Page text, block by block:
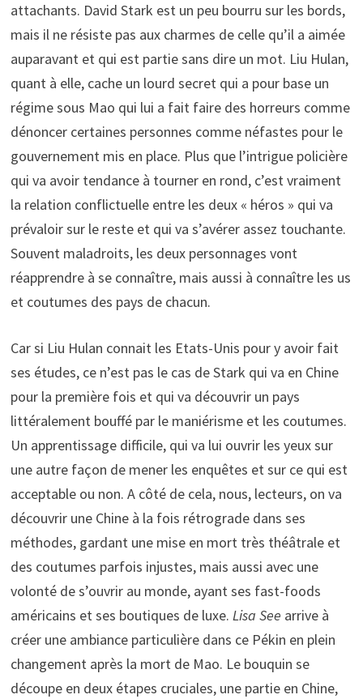
attachants. David Stark est un peu bourru sur les bords,
mais il ne résiste pas aux charmes de celle qu’il a aimée
auparavant et qui est partie sans dire un mot. Liu Hulan,
quant à elle, cache un lourd secret qui a pour base un
régime sous Mao qui lui a fait faire des horreurs comme
dénoncer certaines personnes comme néfastes pour le
gouvernement mis en place. Plus que l’intrigue policière
qui va avoir tendance à tourner en rond, c’est vraiment
la relation conflictuelle entre les deux « héros » qui va
prévaloir sur le reste et qui va s’avérer assez touchante.
Souvent maladroits, les deux personnages vont
réapprendre à se connaître, mais aussi à connaître les us
et coutumes des pays de chacun.
Car si Liu Hulan connait les Etats-Unis pour y avoir fait
ses études, ce n’est pas le cas de Stark qui va en Chine
pour la première fois et qui va découvrir un pays
littéralement bouffé par le maniérisme et les coutumes.
Un apprentissage difficile, qui va lui ouvrir les yeux sur
une autre façon de mener les enquêtes et sur ce qui est
acceptable ou non. A côté de cela, nous, lecteurs, on va
découvrir une Chine à la fois rétrograde dans ses
méthodes, gardant une mise en mort très théâtrale et
des coutumes parfois injustes, mais aussi avec une
volonté de s’ouvrir au monde, ayant ses fast-foods
américains et ses boutiques de luxe. Lisa See arrive à
créer une ambiance particulière dans ce Pékin en plein
changement après la mort de Mao. Le bouquin se
découpe en deux étapes cruciales, une partie en Chine,